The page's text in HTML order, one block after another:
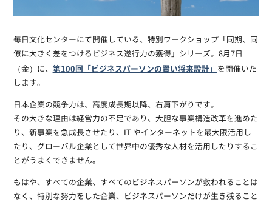
毎日文化センターにて開催している、特別ワークショップ「同期、同
僚に大きく差をつけるビジネス遂行力の獲得」シリーズ。8月7日
（金）に、 第100回「ビジネスパーソンの賢い将来設計」 を開催いた
します。
日本企業の競争力は、高度成長期以降、右肩下がりです。
その大きな理由は経営力の不足であり、大胆な事業構造改革を進めた
り、新事業を急成長させたり、IT やインターネットを最大限活用し
たり、グローバル企業として世界中の優秀な人材を活用したりするこ
とがうまくできません。
もはや、すべての企業、すべてのビジネスパーソンが救われることは
なく、特別な努力をした企業、ビジネスパーソンだけが生き残ること